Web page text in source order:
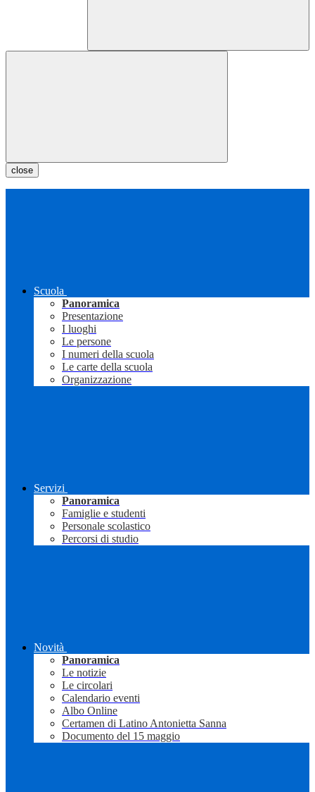
close
Scuola
Panoramica
Presentazione
I luoghi
Le persone
I numeri della scuola
Le carte della scuola
Organizzazione
Servizi
Panoramica
Famiglie e studenti
Personale scolastico
Percorsi di studio
Novità
Panoramica
Le notizie
Le circolari
Calendario eventi
Albo Online
Certamen di Latino Antonietta Sanna
Documento del 15 maggio